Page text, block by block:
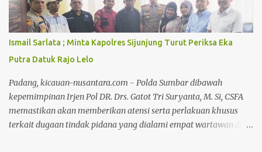
Bangkinang Barat), dan Iptu Fitri Yenni. S.Psi (Kapolsek
Bangkinang Kota), mengunjungi AKP Asril Syaputra di rumah
sakit. Kedatangan rombongan Kapolsek Jajaran disambut
langsung oleh pihak keluarga AKP Asril Syaputra. Dalam
kesempatan tersebut, Kapolsek Jajaran Polres Kampar
memberikan motivasi kepada AKP Asril Syaputra agar tetap
s...
Ismail Sarlata ; Minta Kapolres Sijunjung Turut Periksa Eka
Putra Datuk Rajo Lelo
Padang, kicauan-nusantara.com - Polda Sumbar dibawah
kepemimpinan Irjen Pol DR. Drs. Gatot Tri Suryanta, M. Si, CSFA
memastikan akan memberikan atensi serta perlakuan khusus
terkait dugaan tindak pidana yang dialami empat wartawan dari